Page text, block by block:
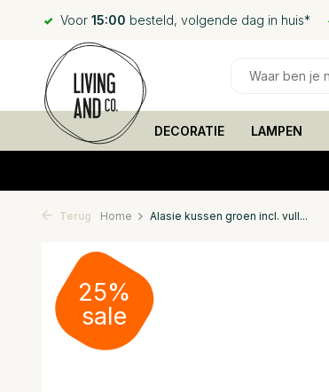
Voor 15:00 besteld, volgende dag in huis*
DECORATIE LAMPEN
Terug Home Alasie kussen groen incl. vull...
25%
sale